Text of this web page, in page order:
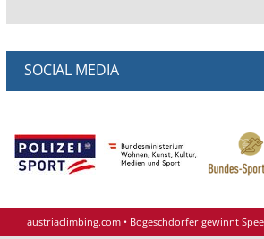
SOCIAL MEDIA
austriaclimbing.com • Bogeschdorfer gewinnt